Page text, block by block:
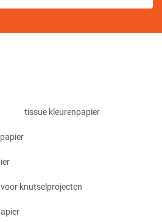
tissue kleurenpapier
knutselprojecten